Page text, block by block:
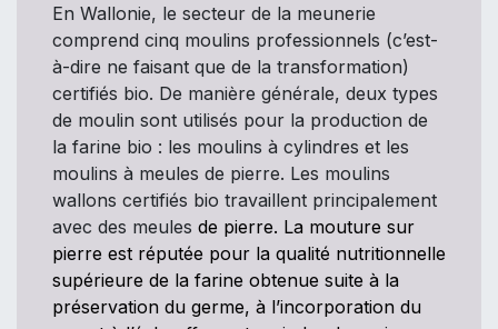
En Wallonie, le secteur de la meunerie
comprend cinq moulins professionnels (c’est-
à-dire ne faisant que de la transformation)
certifiés bio. De manière générale, deux types
de moulin sont utilisés pour la production de
la farine bio : les moulins à cylindres et les
moulins à meules de pierre. Les moulins
wallons certifiés bio travaillent principalement
avec des meules de pierre. La mouture sur
pierre est réputée pour la qualité nutritionnelle
supérieure de la farine obtenue suite à la
préservation du germe, à l’incorporation du